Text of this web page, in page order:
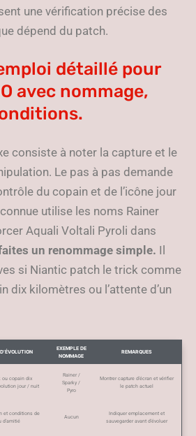
une vérification précise des
dépend du patch.
détaillé pour
avec nommage,
consiste à noter la capture et le
Le pas à pas demande
du copain et de l’icône jour
utilise les noms Rainer
Aquali Voltali Pyroli dans
un renommage simple. Il
si Niantic patch le trick comme
dix kilomètres ou l’attente d’un
EXEMPLE DE
NOMMAGE
REMARQUES
ou copain dix
jour / nuit
Rainer /
Sparky /
Pyro
Montrer capture d’écran et vérifier
le patch actuel
et conditions de
d’amitié
Aucun
Indiquer emplacement et
sauvegarder avant d’évoluer